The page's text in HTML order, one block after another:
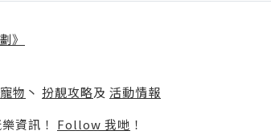
》
寵物 丶 扮靚攻略及 活動情報
資訊！ Follow 我哋 ！